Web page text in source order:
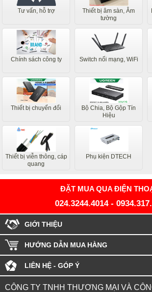
Tư vấn, hỗ trợ
Thiết bị âm sàn, Âm
tường
Chính sách công ty Switch nối mạng, WiFi
Thiết bị chuyển đổi
Bộ Chia, Bộ Gộp Tín
Hiệu
Thiết bị viễn thông, cáp
quang
Phụ kiện DTECH
ĐẶT MUA QUA ĐIỆN
024.3244.4014-
GIỚI THIỆU
HƯỚNG DẪN MUA HÀNG
LIÊN HỆ - GÓP Ý
CÔNG TY TNHH THƯƠNG MẠI VÀ